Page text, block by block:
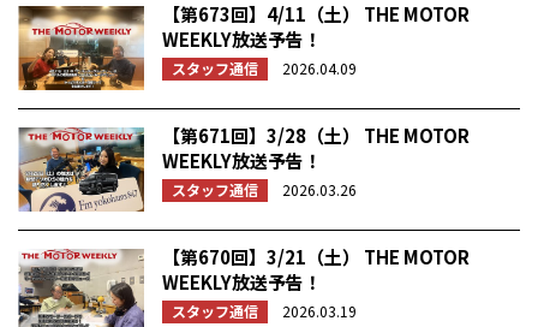
【第673回】4/11（土） THE MOTOR
WEEKLY放送予告！
スタッフ通信 2026.04.09
【第671回】3/28（土） THE MOTOR
WEEKLY放送予告！
スタッフ通信 2026.03.26
【第670回】3/21（土） THE MOTOR
WEEKLY放送予告！
スタッフ通信 2026.03.19